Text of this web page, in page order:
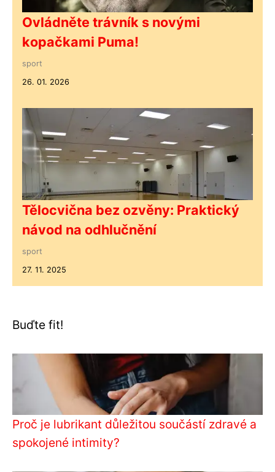
Ovládněte trávník s novými
kopačkami Puma!
sport
26. 01. 2026
Tělocvična bez ozvěny: Praktický
návod na odhlučnění
sport
27. 11. 2025
Buďte fit!
Proč je lubrikant důležitou součástí zdravé a
spokojené intimity?